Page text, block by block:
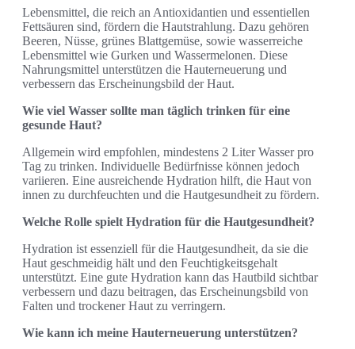
Lebensmittel, die reich an Antioxidantien und essentiellen
Fettsäuren sind, fördern die Hautstrahlung. Dazu gehören
Beeren, Nüsse, grünes Blattgemüse, sowie wasserreiche
Lebensmittel wie Gurken und Wassermelonen. Diese
Nahrungsmittel unterstützen die Hauterneuerung und
verbessern das Erscheinungsbild der Haut.
Wie viel Wasser sollte man täglich trinken für eine
gesunde Haut?
Allgemein wird empfohlen, mindestens 2 Liter Wasser pro
Tag zu trinken. Individuelle Bedürfnisse können jedoch
variieren. Eine ausreichende Hydration hilft, die Haut von
innen zu durchfeuchten und die Hautgesundheit zu fördern.
Welche Rolle spielt Hydration für die Hautgesundheit?
Hydration ist essenziell für die Hautgesundheit, da sie die
Haut geschmeidig hält und den Feuchtigkeitsgehalt
unterstützt. Eine gute Hydration kann das Hautbild sichtbar
verbessern und dazu beitragen, das Erscheinungsbild von
Falten und trockener Haut zu verringern.
Wie kann ich meine Hauterneuerung unterstützen?